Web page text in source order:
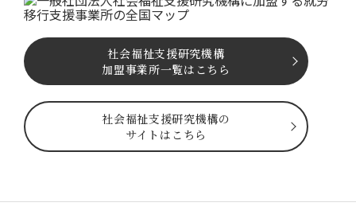
社会福祉⽀援研究機構
加盟事業所一覧はこちら
社会福祉⽀援研究機構の
サイトはこちら